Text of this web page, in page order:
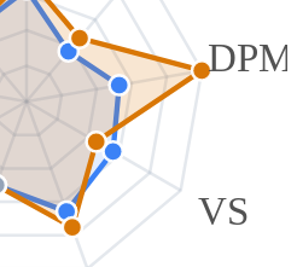
DPM
VS